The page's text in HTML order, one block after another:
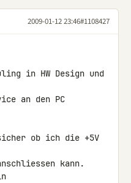
2009-01-12 23:46#1108427
in HW Design und
an den PC
ob ich die +5V
kann.